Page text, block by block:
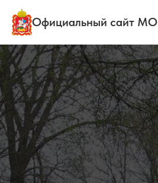
Официальный сайт МО